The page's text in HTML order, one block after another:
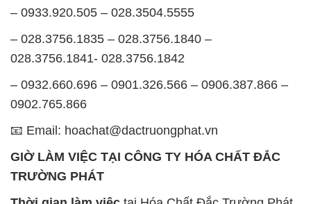
TRƯỜNG PHÁT
Thời gian làm việctại Hóa Chất Đắc Trường Phát
được tổ chức như sau:
Thứ 2 đến thứ 6: Buổi sáng: từ 8h đến 11h – Buổi
chiều: từ 12h30 đến 17h
Thứ 7: Buổi sáng: từ 8h đến 11h – Buổi chiều: từ
Chủ nhật: Nghỉ chủ nhật hàng tuần
Chúng tôi rất trân trọng thời gian và cam kết tuân